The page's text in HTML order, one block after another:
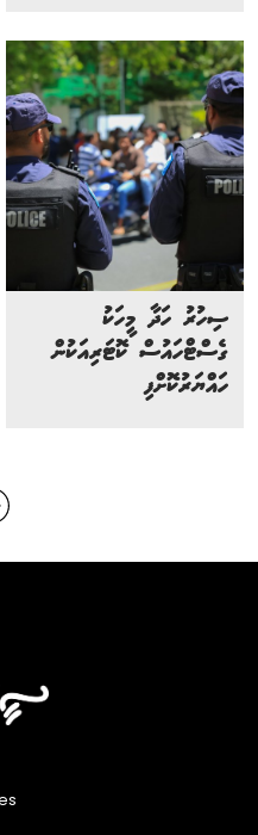
ސިހުރު ހަދާ މީހަކު
ގެސްޓްހައުސް ކޮޓަރިއަކުން
ހައްޔަރުކޮށްފި